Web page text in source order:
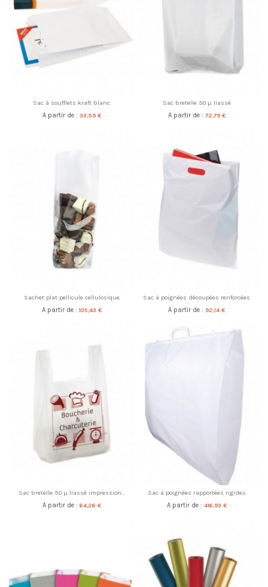
Sac à soufflets kraft blanc
A partir de : 33,59 €
Sac bretelle 50 µ liassé
A partir de : 72,79 €
Sachet plat pellicule cellulosique
A partir de : 105,43 €
Sac à poignées découpées renforcées
A partir de : 92,14 €
Sac bretelle 50 µ liassé impression...
A partir de : 64,26 €
Sac à poignées rapportées rigides
A partir de : 416,93 €